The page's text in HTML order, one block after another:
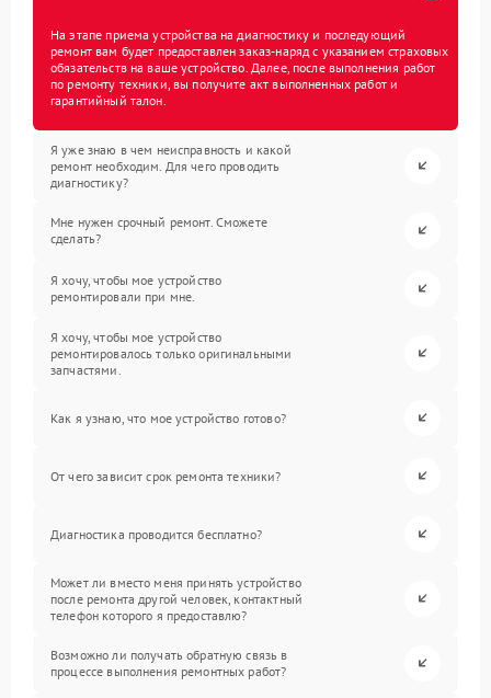
На этапе приема устройства на диагностику и последующий
ремонт вам будет предоставлен заказ-наряд с указанием страховых
обязательств на ваше устройство. Далее, после выполнения работ
по ремонту техники, вы получите акт выполненных работ и
гарантийный талон.
Я уже знаю в чем неисправность и какой
ремонт необходим. Для чего проводить
диагностику?
Мне нужен срочный ремонт. Сможете
сделать?
Я хочу, чтобы мое устройство
ремонтировали при мне.
Я хочу, чтобы мое устройство
ремонтировалось только оригинальными
запчастями.
Как я узнаю, что мое устройство готово?
От чего зависит срок ремонта техники?
Диагностика проводится бесплатно?
Может ли вместо меня принять устройство
после ремонта другой человек, контактный
телефон которого я предоставлю?
Возможно ли получать обратную связь в
процессе выполнения ремонтных работ?